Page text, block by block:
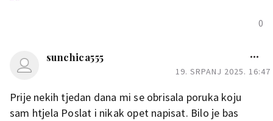
0
sunchica555
19. SRPANJ 2025. 16:47
Prije nekih tjedan dana mi se obrisala poruka koju
sam htjela Poslat i nikak opet napisat. Bilo je bas